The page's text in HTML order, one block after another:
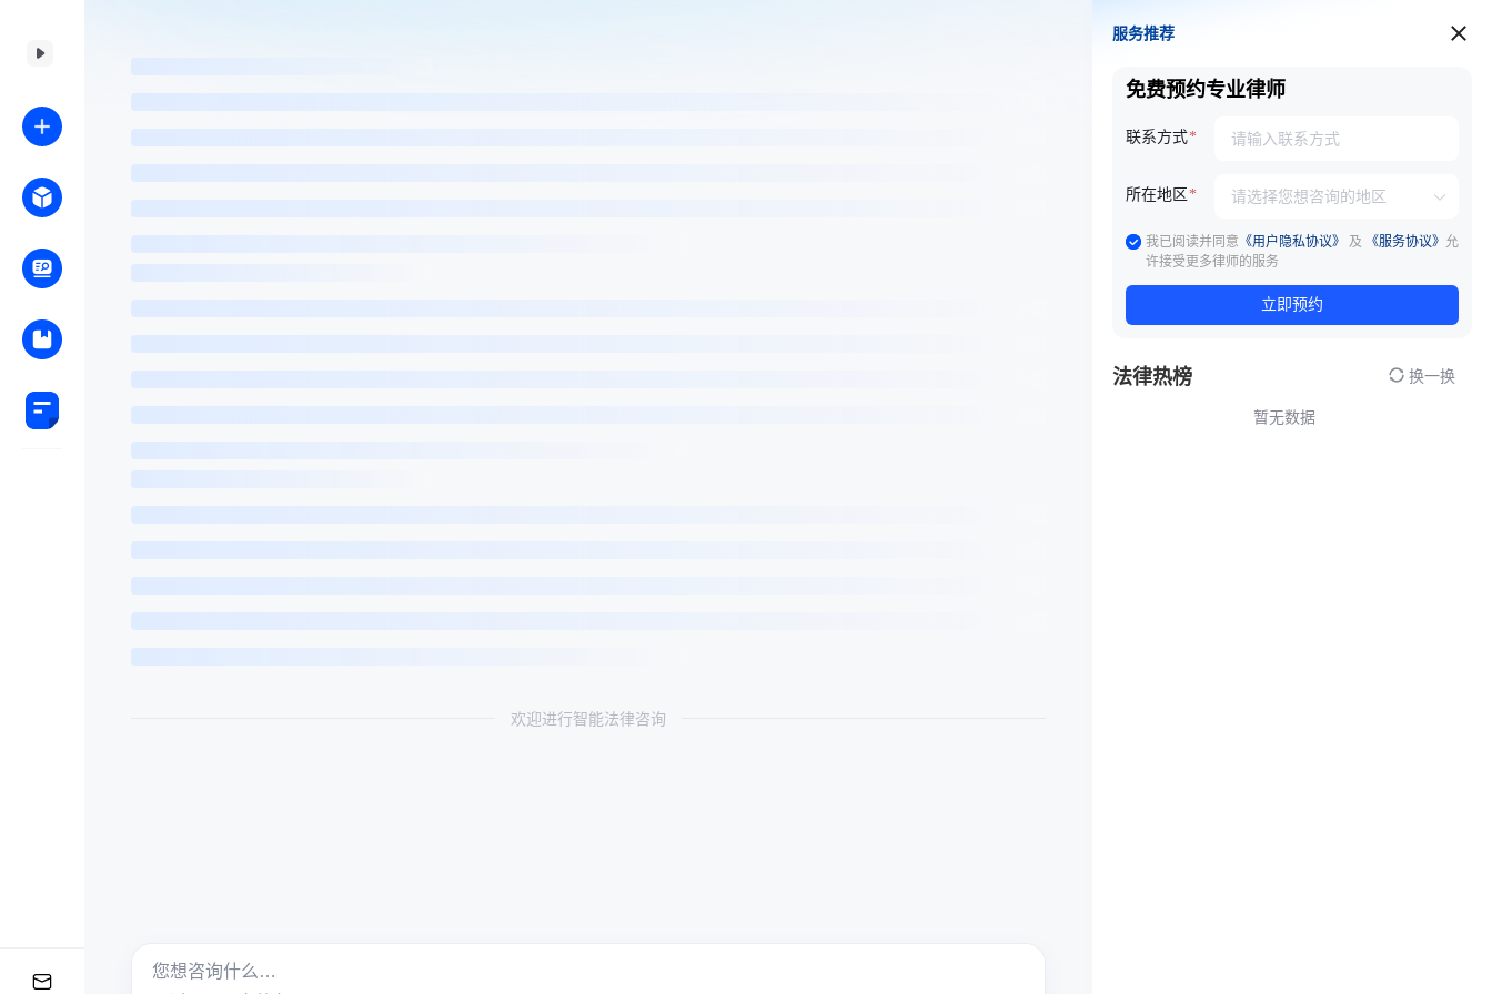
欢迎进行智能法律咨询
服务推荐
服务推荐
免费预约专业律师
联系方式
所在地区
我已阅读并同意 《用户隐私协议》 及 《服务协议》 允
许接受更多律师的服务
立即预约
法律热榜 换一换
暂无数据